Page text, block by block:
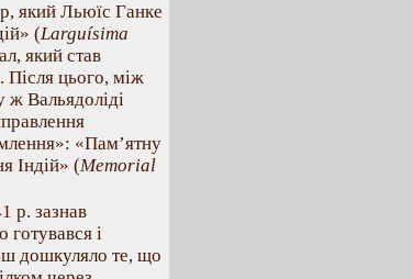
який Льюїс Ганке
(Larguísima
який став
Після цього, між
ж Вальядоліді
«Пам’ятну
Індій» (Memorial
р. зазнав
готувався і
дошкуляло те, що